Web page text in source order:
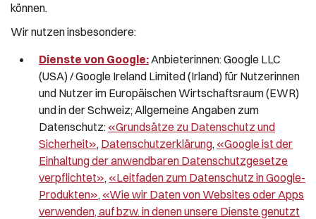
können.
Wir nutzen insbesondere:
Dienste von Google:Anbieterinnen: Google LLC
(USA) / Google Ireland Limited (Irland) für Nutzerinnen
und Nutzer im Europäischen Wirtschaftsraum (EWR)
und in der Schweiz; Allgemeine Angaben zum
Datenschutz: «Grundsätze zu Datenschutz und
Sicherheit», Datenschutzerklärung, «Google ist der
Einhaltung der anwendbaren Datenschutzgesetze
verpflichtet», «Leitfaden zum Datenschutz in Google-
Produkten», «Wie wir Daten von Websites oder Apps
verwenden, auf bzw. in denen unsere Dienste genutzt